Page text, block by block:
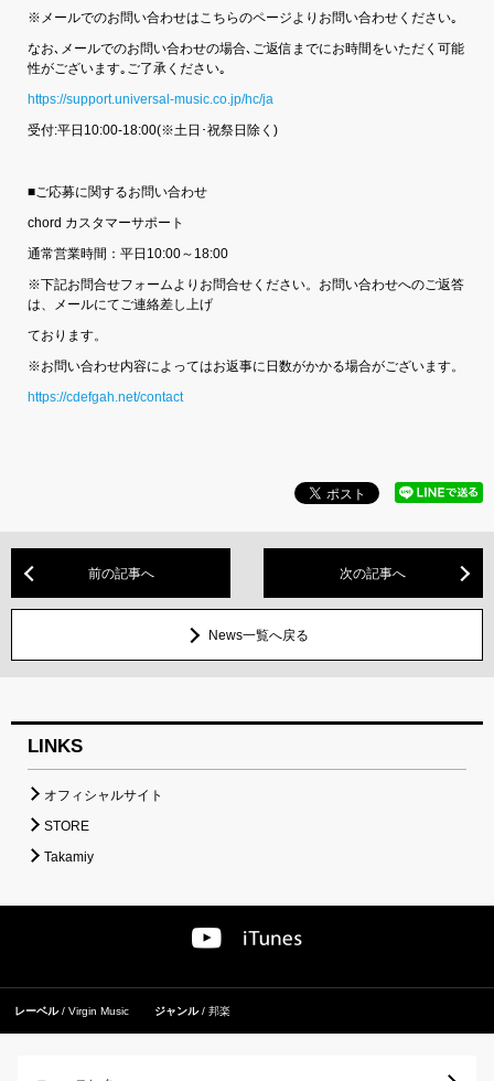
※メールでのお問い合わせはこちらのページよりお問い合わせください｡
なお､メールでのお問い合わせの場合､ご返信までにお時間をいただく可能
性がございます｡ご了承ください｡
https://support.universal-music.co.jp/hc/ja
受付:平日10:00-18:00(※土日･祝祭日除く)
■ご応募に関するお問い合わせ
chord カスタマーサポート
通常営業時間：平日10:00～18:00
※下記お問合せフォームよりお問合せください。お問い合わせへのご返答
は、メールにてご連絡差し上げ
ております。
※お問い合わせ内容によってはお返事に日数がかかる場合がございます。
https://cdefgah.net/contact
前の記事へ 次の記事へ
News一覧へ戻る
LINKS
オフィシャルサイト
STORE
Takamiy
レーベル Virgin Music ジャンル 邦楽